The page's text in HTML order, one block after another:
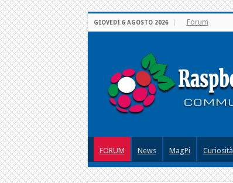
GIOVEDÌ 6 AGOSTO 2026 Forum
FORUM News MagPi Curiosità